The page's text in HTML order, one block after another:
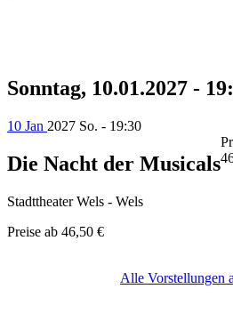
Sonntag, 10.01.2027 -
10 Jan 2027 So. - 19:30
Die Nacht der Musicals
Stadttheater Wels - Wels
Preise ab 46,50 €
Alle Vorstellungen